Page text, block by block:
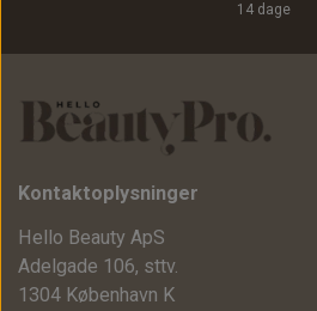
14 dage
Kontaktoplysninger
Hello Beauty ApS
Adelgade 106, sttv.
1304 København K